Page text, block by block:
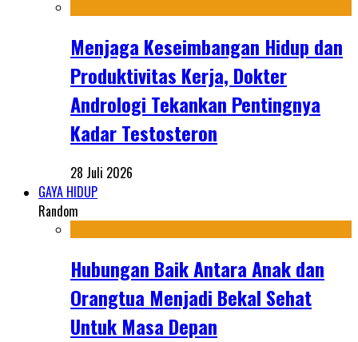
Menjaga Keseimbangan Hidup dan
Produktivitas Kerja, Dokter
Andrologi Tekankan Pentingnya
Kadar Testosteron
28 Juli 2026
GAYA HIDUP
Random
Hubungan Baik Antara Anak dan
Orangtua Menjadi Bekal Sehat
Untuk Masa Depan